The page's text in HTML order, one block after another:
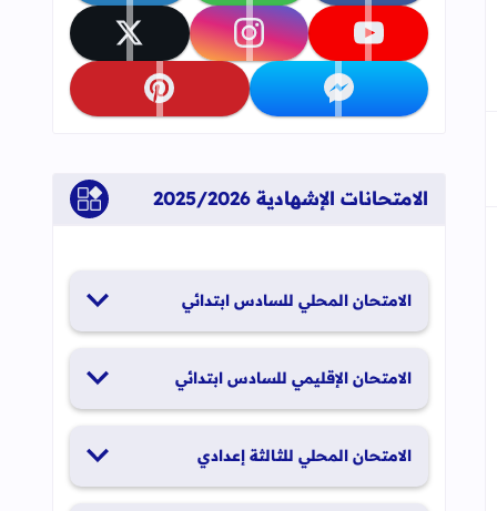
إلى العلامات المرجعية
تابعنا على youtube تابعنا على instagram تابعنا على x
تابعنا على messenger تابعنا على pinterest
الامتحانات الإشهادية 2025/2026
الامتحان المحلي للسادس ابتدائي
الامتحان الإقليمي للسادس ابتدائي
الامتحان المحلي للثالثة إعدادي